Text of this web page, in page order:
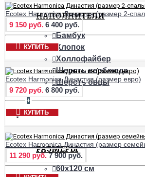
НАПОЛНИТЕЛИ
Бамбук
Хлопок
Холлофайбер
Шерсть верблюда
Шерсть овцы
+
ПРОСТЫНИ
РАЗМЕРЫ
60х120 см
Ecotex Harmonica Династия (размер 2-
9 150 руб. 6 400 руб.
КУПИТЬ
Ecotex Harmonica Династия (размер евро)
9 720 руб. 6 800 руб.
КУПИТЬ
Ecotex Harmonica Династия (размер
11 290 руб. 7 900 руб.